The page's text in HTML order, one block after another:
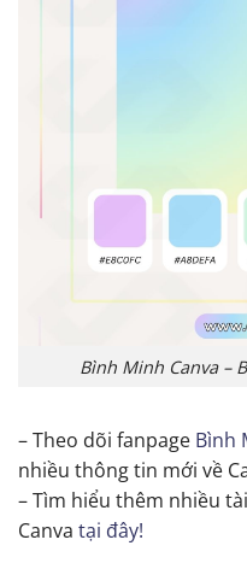
Bình Minh Canva –
– Theo dõi fanpage Bình
nhiều thông tin mới về
– Tìm hiểu thêm nhiều
Canva tại đây!